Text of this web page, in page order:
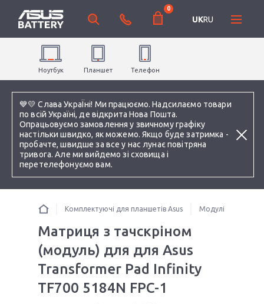
💙💛 Слава УкраЇні! Ми працюємо. Надсилаємо товари
по всій Україні, де відкрита Нова Пошта.
Опрацьовуємо замовлення у звичному графіку
настільки швидко, як можемо. Якщо буде затримка -
пробачте, швидше за все у нас лунає повітряна
тривога. Але ми вийдемо зі сховища і
перетелефонуємо вам.
0
UKRU
Ноутбук Планшет Телефон
Комплектуючі для планшетів Asus Модулі (матриця
Матриця з тачскріном
(модуль) для для Asus
Transformer Pad Infinity
TF700 5184N FPC-1